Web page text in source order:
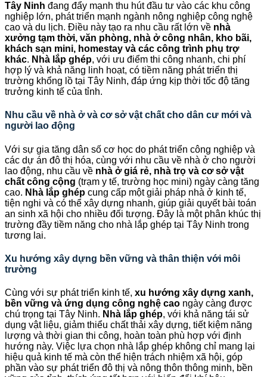
Tây Ninh đang đẩy mạnh thu hút đầu tư vào các khu công
nghiệp lớn, phát triển mạnh ngành nông nghiệp công nghệ
cao và du lịch. Điều này tạo ra nhu cầu rất lớn về nhà
xưởng tạm thời, văn phòng, nhà ở công nhân, kho bãi,
khách sạn mini, homestay và các công trình phụ trợ
khác. Nhà lắp ghép, với ưu điểm thi công nhanh, chi phí
hợp lý và khả năng linh hoạt, có tiềm năng phát triển thị
trường khổng lồ tại Tây Ninh, đáp ứng kịp thời tốc độ tăng
trưởng kinh tế của tỉnh.
Nhu cầu về nhà ở và cơ sở vật chất cho dân cư mới và
người lao động
Với sự gia tăng dân số cơ học do phát triển công nghiệp và
các dự án đô thị hóa, cùng với nhu cầu về nhà ở cho người
lao động, nhu cầu về nhà ở giá rẻ, nhà trọ và cơ sở vật
chất công cộng (trạm y tế, trường học mini) ngày càng tăng
cao. Nhà lắp ghép cung cấp một giải pháp nhà ở kinh tế,
tiện nghi và có thể xây dựng nhanh, giúp giải quyết bài toán
an sinh xã hội cho nhiều đối tượng. Đây là một phân khúc thị
trường đầy tiềm năng cho nhà lắp ghép tại Tây Ninh trong
tương lai.
Xu hướng xây dựng bền vững và thân thiện với môi
trường
Cùng với sự phát triển kinh tế, xu hướng xây dựng xanh,
bền vững và ứng dụng công nghệ cao ngày càng được
chú trọng tại Tây Ninh. Nhà lắp ghép, với khả năng tái sử
dụng vật liệu, giảm thiểu chất thải xây dựng, tiết kiệm năng
lượng và thời gian thi công, hoàn toàn phù hợp với định
hướng này. Việc lựa chọn nhà lắp ghép không chỉ mang lại
hiệu quả kinh tế mà còn thể hiện trách nhiệm xã hội, góp
phần vào sự phát triển đô thị và nông thôn thông minh, bền